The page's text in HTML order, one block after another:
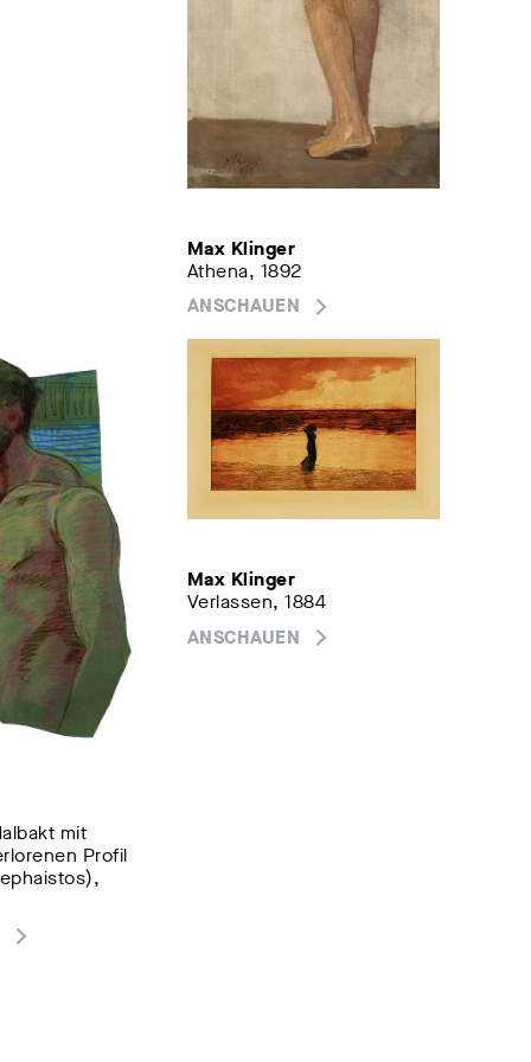
Max Klinger
Athena, 1892
ANSCHAUEN
mit
Profil
Max Klinger
Verlassen, 1884
ANSCHAUEN